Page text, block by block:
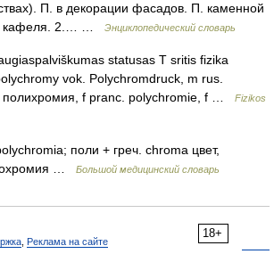
П. в декорации фасадов. П. каменной
кафеля. 2.… …
Энциклопедический словарь
statusas T sritis fizika
vok. Polychromdruck, m rus.
полихромия, f pranc. polychromie, f …
Fizikos
поли + греч. chroma цвет,
…
Большой медицинский словарь
18+
Реклама на сайте